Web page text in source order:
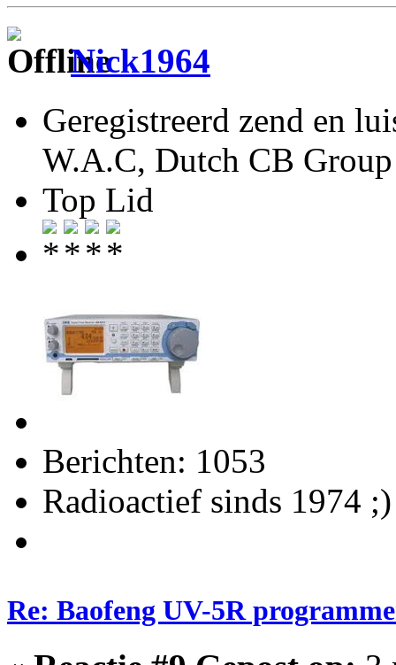
Nick1964
Geregistreerd zend en
W.A.C, Dutch CB
Top Lid
Berichten: 1053
Radioactief sinds 1974 ;)
Re: Baofeng UV-5R